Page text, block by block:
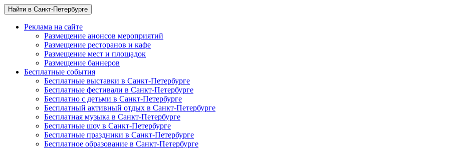
Найти в Санкт-Петербурге
Реклама на сайте
Размещение анонсов мероприятий
Размещение ресторанов и кафе
Размещение мест и площадок
Размещение баннеров
Бесплатные события
Бесплатные выставки в Санкт-Петербурге
Бесплатные фестивали в Санкт-Петербурге
Бесплатно с детьми в Санкт-Петербурге
Бесплатный активный отдых в Санкт-Петербурге
Бесплатная музыка в Санкт-Петербурге
Бесплатные шоу в Санкт-Петербурге
Бесплатные праздники в Санкт-Петербурге
Бесплатное образование в Санкт-Петербурге